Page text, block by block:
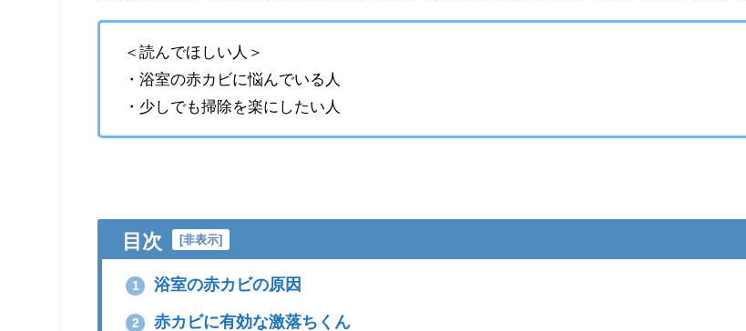
＜読んでほしい人＞
・浴室の赤カビに悩んでいる人
・少しでも掃除を楽にしたい人
目次 [非表示]
1 浴室の赤カビの原因
2 赤カビに有効な激落ちくん